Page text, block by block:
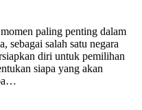
paling penting dalam
sebagai salah satu negara
diri untuk pemilihan
siapa yang akan